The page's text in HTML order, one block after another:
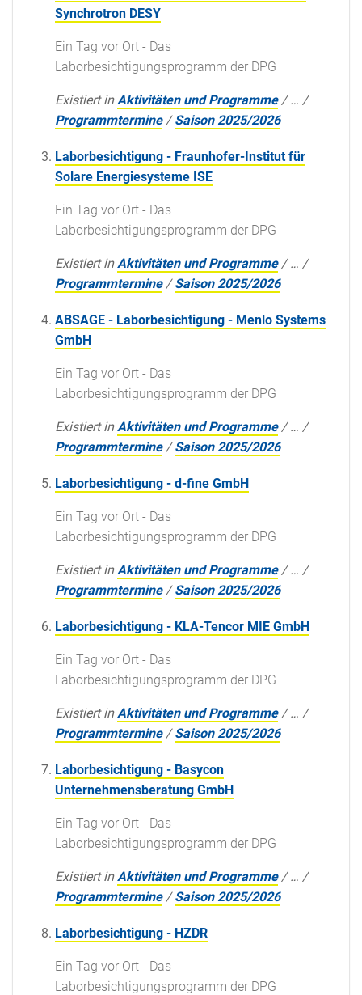
Synchrotron DESY
Ein Tag vor Ort - Das
Laborbesichtigungsprogramm der DPG
Existiert in Aktivitäten und Programme /… /
Programmtermine /Saison 2025/2026
Laborbesichtigung - Fraunhofer-Institut für
Solare Energiesysteme ISE
Ein Tag vor Ort - Das
Laborbesichtigungsprogramm der DPG
Existiert in Aktivitäten und Programme /… /
Programmtermine /Saison 2025/2026
ABSAGE - Laborbesichtigung - Menlo Systems
GmbH
Ein Tag vor Ort - Das
Laborbesichtigungsprogramm der DPG
Existiert in Aktivitäten und Programme /… /
Programmtermine /Saison 2025/2026
Laborbesichtigung - d-fine GmbH
Ein Tag vor Ort - Das
Laborbesichtigungsprogramm der DPG
Existiert in Aktivitäten und Programme /… /
Programmtermine /Saison 2025/2026
Laborbesichtigung - KLA-Tencor MIE GmbH
Ein Tag vor Ort - Das
Laborbesichtigungsprogramm der DPG
Existiert in Aktivitäten und Programme /… /
Programmtermine /Saison 2025/2026
Laborbesichtigung - Basycon
Unternehmensberatung GmbH
Ein Tag vor Ort - Das
Laborbesichtigungsprogramm der DPG
Existiert in Aktivitäten und Programme /… /
Programmtermine /Saison 2025/2026
Laborbesichtigung - HZDR
Ein Tag vor Ort - Das
Laborbesichtigungsprogramm der DPG